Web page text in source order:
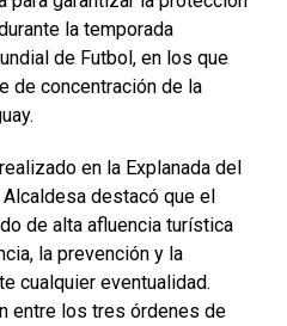
la temporada
de Futbol, en los que
de concentración de la
en la Explanada del
destacó que el
de alta afluencia turística
la prevención y la
cualquier eventualidad.
entre los tres órdenes de